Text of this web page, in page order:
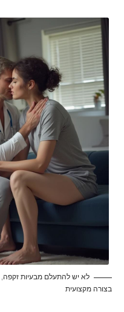
לא יש להתעלם מבעיות
בצורה מקצועית